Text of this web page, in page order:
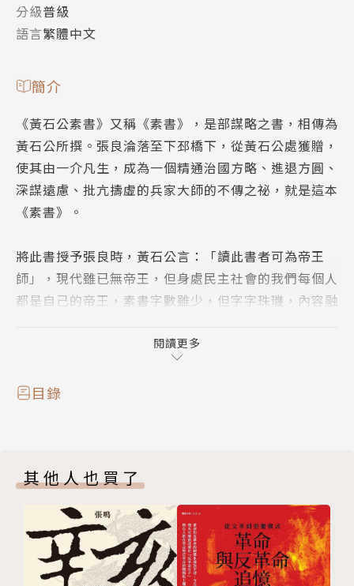
分級普級
語言繁體中文
簡介
《黃石公素書》又稱《素書》，是部謀略之書，相傳為
黃石公所撰。張良淪落至下邳橋下，從黃石公處獲贈，
使其由一介凡生，成為一個精通治國方略、進退方圓、
深謀遠慮、批亢擣虛的兵家大師的不傳之祕，就是這本
《素書》。
將此書授予張良時，黃石公言：「讀此書者可為帝王
師」，現代雖已無帝王，但身處民主社會的我們每個人
都是自己的帝王，素書字數雖少，但字字珠璣，內容融
略，也有為人處世的小智慧，讀此書，我們或許成不了
運籌帷幄、帝王般的偉大人物，但我們至少能掌握自己
的人生，獲得安身立命的處世智慧。
閱讀更多
目錄
其他人也買了